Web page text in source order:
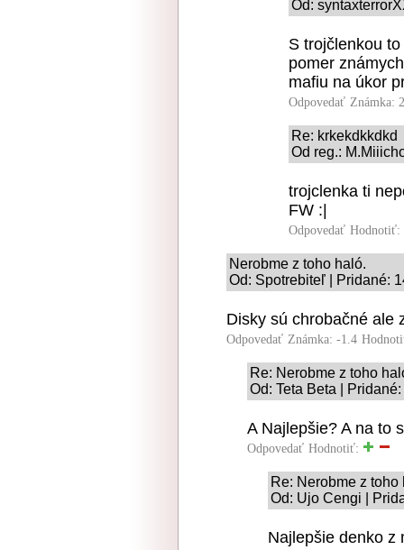
Od:
S trojčlenkou
pomer
mafiu na úkor
Odpovedať Známka:
Re: krkekdkkdkd
Od reg.:
trojclenka ti
FW :|
Odpovedať Hodnotiť:
Nerobme z toho haló.
Od: Spotrebiteľ | Pridané:
Disky sú chrobačné ale
Odpovedať Známka: -1.4
Re: Nerobme z toho
Od: Teta Beta |
A Najlepšie? A na to
Odpovedať Hodnotiť:
Re: Nerobme z toho
Od: Ujo Cengi |
Najlepšie denko z